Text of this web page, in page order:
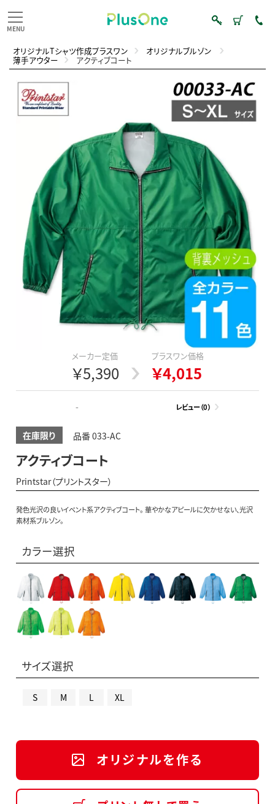
オリジナルTシャツ作成プラスワン オリジナルブルゾン
薄手アウター アクティブコート
メーカー定価
￥5,390
プラスワン価格
￥4,015
- レビュー（0）
在庫限り 品番 033-AC
アクティブコート
Printstar（プリントスター）
発色光沢の良いイベント系アクティブコート。 華やかなアピールに欠かせない、光沢
素材系ブルゾン。
カラー選択
サイズ選択
S M L XL
オリジナルを作る